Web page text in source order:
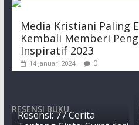
Media Kristiani Paling
Kembali Memberi
Inspiratif 2023
14 Januari 2024 0
RESENSI BUKU
Resensi: 77 Cerita